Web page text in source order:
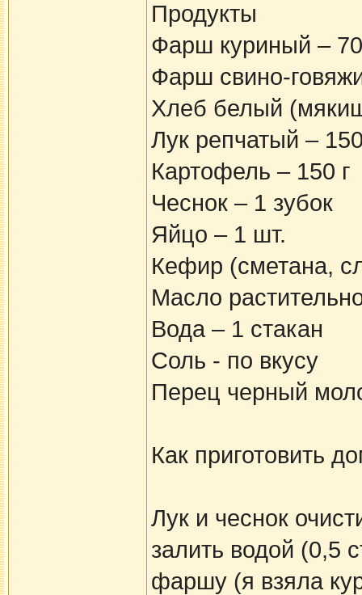
Продукты
Фарш куриный –
Фарш свино-
Хлеб белый
Лук репчатый –
Картофель – 150 г
Чеснок – 1 зубок
Яйцо – 1 шт.
Кефир (сметана,
Масло
Вода – 1 стакан
Соль - по вкусу
Перец черный
Как приготовить
Лук и чеснок
залить водой (0,5
фаршу (я взяла